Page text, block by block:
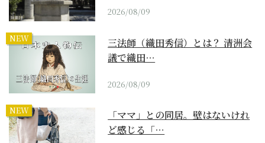
2026/08/09
NEW
三法師（織田秀信）とは？ 清洲会
議で織田…
2026/08/09
NEW
「ママ」との同居。壁はないけれ
ど感じる「…